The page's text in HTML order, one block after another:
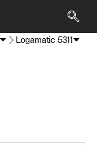
Logamatic 5311